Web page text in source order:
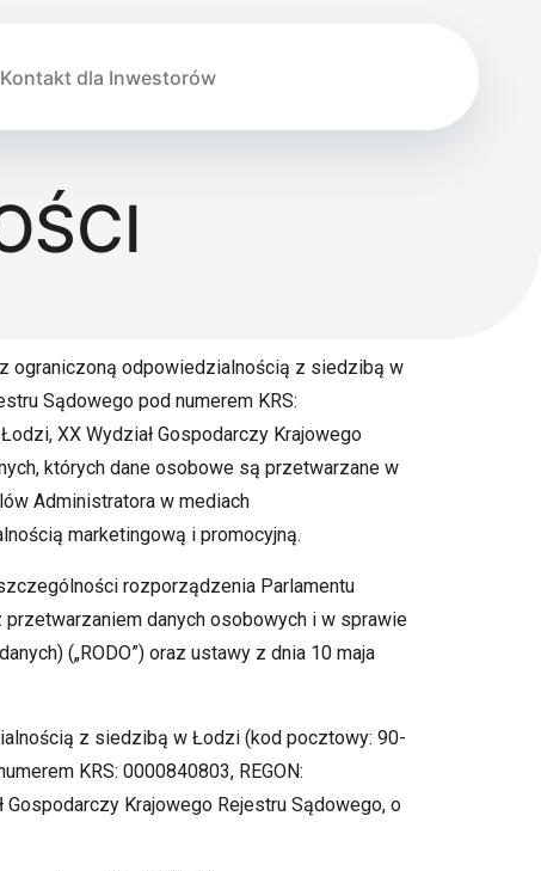
Kontakt dla Inwestorów
z ograniczoną odpowiedzialnością z siedzibą w
Sądowego pod numerem KRS:
XX Wydział Gospodarczy Krajowego
których dane osobowe są przetwarzane w
Administratora w mediach
marketingową i promocyjną.
rozporządzenia Parlamentu
danych osobowych i w sprawie
(„RODO”) oraz ustawy z dnia 10 maja
z siedzibą w Łodzi (kod pocztowy: 90-
KRS: 0000840803, REGON:
Krajowego Rejestru Sądowego, o